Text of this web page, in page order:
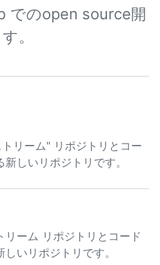
でのopen source開
。
リーム" リポジトリとコー
しいリポジトリです。
ーム リポジトリとコード
いリポジトリです。